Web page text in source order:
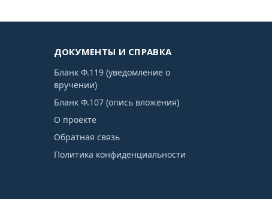
ДОКУМЕНТЫ И СПРАВКА
Бланк Ф.119 (уведомление о
вручении)
Бланк Ф.107 (опись вложения)
О проекте
Обратная связь
Политика конфиденциальности